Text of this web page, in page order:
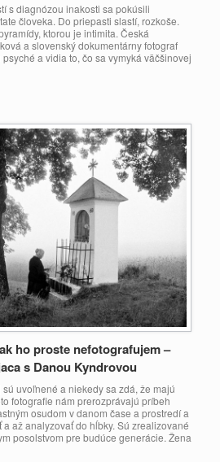
s diagnózou inakosti sa pokúsili
človeka. Do priepasti slastí, rozkoše.
ktorou je intimita. Česká
a slovenský dokumentárny fotograf
a vidia to, čo sa vymyká väčšinovej
ho proste nefotografujem –
s Danou Kyndrovou
uvoľnené a niekedy sa zdá, že majú
fotografie nám prerozprávajú príbeh
osudom v danom čase a prostredí a
až analyzovať do hĺbky. Sú zrealizované
posolstvom pre budúce generácie. Žena